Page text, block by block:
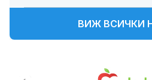
ВИЖ ВСИЧКИ